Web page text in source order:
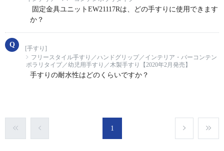
固定金具ユニットEW21117Rは、どの手すりに使用できます
か？
[手すり]
フリースタイル手すり／ハンドグリップ／インテリア・バーコンテン
ポラリタイプ／幼児用手すり／木製手すり【2020年2月発売】
手すりの耐水性はどのくらいですか？
1